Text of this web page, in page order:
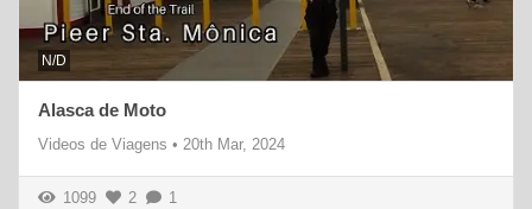
N/D
Alasca de Moto
Videos de Viagens • 20th Mar, 2024
1099 2 1